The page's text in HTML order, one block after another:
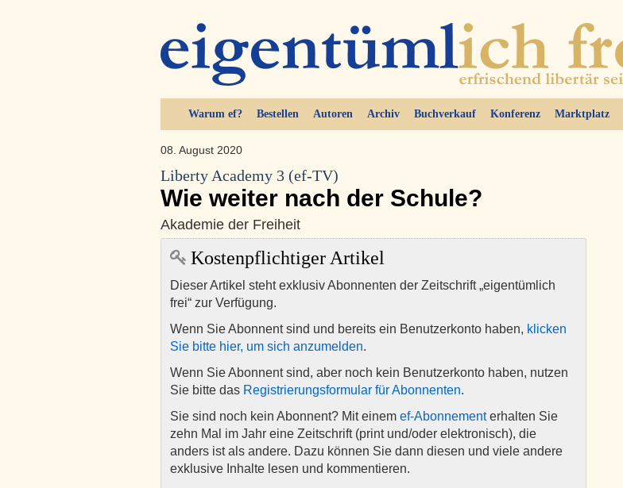
Warum ef? Bestellen Autoren Archiv Buchverkauf Konferenz Marktplatz
08. August 2020
Liberty Academy 3 (ef-TV)
Wie weiter nach der Schule?
Akademie der Freiheit
Kostenpflichtiger Artikel
Dieser Artikel steht exklusiv Abonnenten der Zeitschrift „eigentümlich
frei“ zur Verfügung.
Wenn Sie Abonnent sind und bereits ein Benutzerkonto haben, klicken
Sie bitte hier, um sich anzumelden.
Wenn Sie Abonnent sind, aber noch kein Benutzerkonto haben, nutzen
Sie bitte das Registrierungsformular für Abonnenten.
Sie sind noch kein Abonnent? Mit einem ef-Abonnementerhalten Sie
zehn Mal im Jahr eine Zeitschrift (print und/oder elektronisch), die
anders ist als andere. Dazu können Sie dann diesen und viele andere
exklusive Inhalte lesen und kommentieren.